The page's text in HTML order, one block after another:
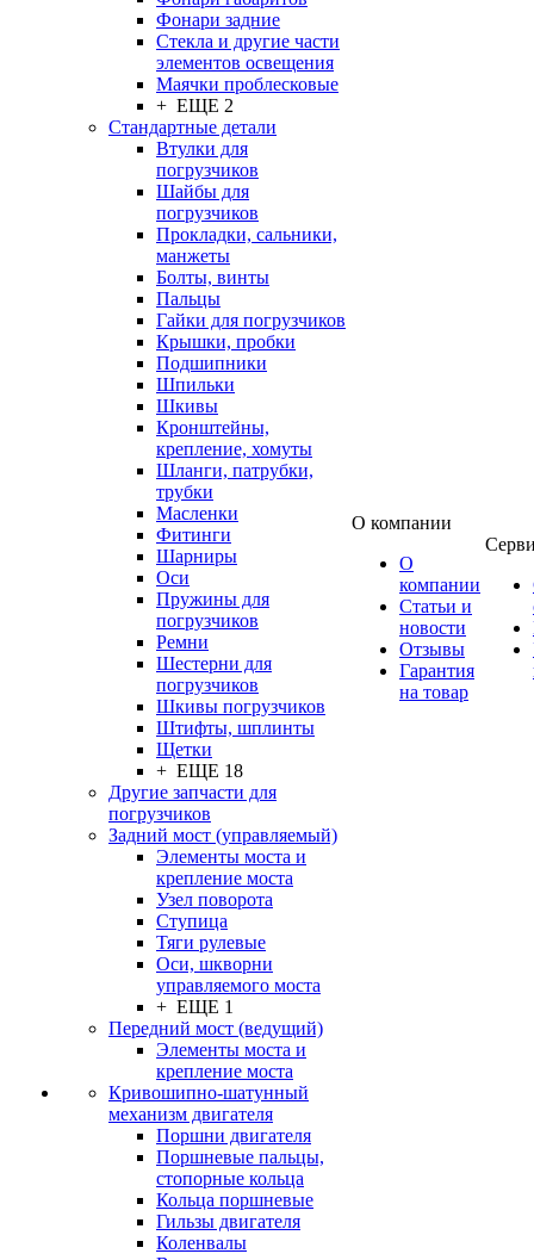
Фонари задние
Стекла и другие части
элементов освещения
Маячки проблесковые
+ ЕЩЕ 2
Стандартные детали
Втулки для
погрузчиков
Шайбы для
погрузчиков
Прокладки, сальники,
манжеты
Болты, винты
Пальцы
Гайки для погрузчиков
Крышки, пробки
Подшипники
Шпильки
Шкивы
Кронштейны,
крепление, хомуты
Шланги, патрубки,
трубки
Масленки
Фитинги
Шарниры
Оси
Пружины для
погрузчиков
Ремни
Шестерни для
погрузчиков
Шкивы погрузчиков
Штифты, шплинты
Щетки
+ ЕЩЕ 18
Другие запчасти для
погрузчиков
Задний мост (управляемый)
Элементы моста и
крепление моста
Узел поворота
Ступица
Тяги рулевые
Оси, шкворни
управляемого моста
+ ЕЩЕ 1
Передний мост (ведущий)
Элементы моста и
крепление моста
Кривошипно-шатунный
механизм двигателя
Поршни двигателя
Поршневые пальцы,
стопорные кольца
Кольца поршневые
Гильзы двигателя
Коленвалы
О компании
О
компании
Статьи и
новости
Отзывы
Гарантия
на товар